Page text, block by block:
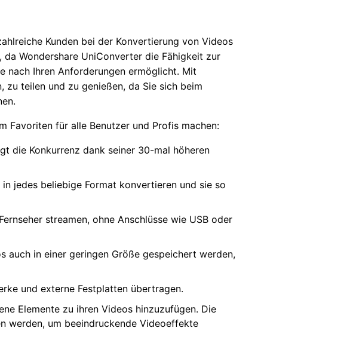
Kunden bei der Konvertierung von Videos
Wondershare UniConverter die Fähigkeit zur
nach Ihren Anforderungen ermöglicht. Mit
zu teilen und zu genießen, da Sie sich beim
Favoriten für alle Benutzer und Profis machen:
die Konkurrenz dank seiner 30-mal höheren
jedes beliebige Format konvertieren und sie so
streamen, ohne Anschlüsse wie USB oder
auch in einer geringen Größe gespeichert werden,
und externe Festplatten übertragen.
Elemente zu ihren Videos hinzuzufügen. Die
werden, um beeindruckende Videoeffekte